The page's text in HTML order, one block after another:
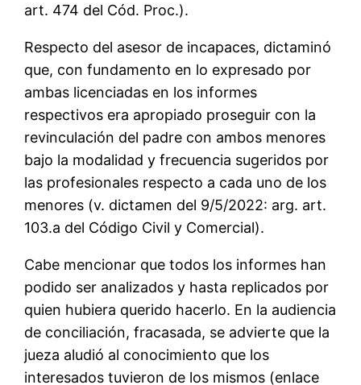
art. 474 del Cód. Proc.).
Respecto del asesor de incapaces, dictaminó
que, con fundamento en lo expresado por
ambas licenciadas en los informes
respectivos era apropiado proseguir con la
revinculación del padre con ambos menores
bajo la modalidad y frecuencia sugeridos por
las profesionales respecto a cada uno de los
menores (v. dictamen del 9/5/2022: arg. art.
103.a del Código Civil y Comercial).
Cabe mencionar que todos los informes han
podido ser analizados y hasta replicados por
quien hubiera querido hacerlo. En la audiencia
de conciliación, fracasada, se advierte que la
jueza aludió al conocimiento que los
interesados tuvieron de los mismos (enlace